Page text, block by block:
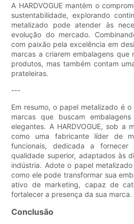
A HARDVOGUE mantém o
sustentabilidade, explorando
metalizado pode atender às
evolução do mercado.
com paixão pela excelência em
marcas a criarem embalagens que
produtos, mas também contam
prateleiras.
---
Em resumo, o papel metalizado é
marcas que buscam
elegantes. A HARDVOGUE, sob a
como uma fabricante líder de
funcionais, dedicada a fornecer
qualidade superior, adaptados às
indústria. Adote o papel
como ele pode transformar sua
ativo de marketing, capaz de
fortalecer a presença da sua marca.
Conclusão